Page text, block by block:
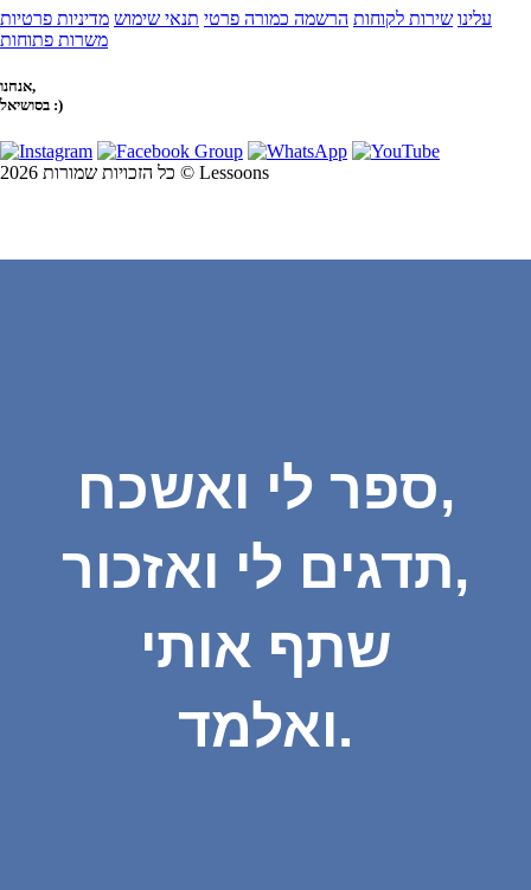
עלינו שירות לקוחות הרשמה כמורה פרטי תנאי שימוש מדיניות פרטיות
משרות פתוחות
אנחנו,
בסושיאל :)
כל הזכויות שמורות 2026 © Lessoons
ספר לי ואשכח,
תדגים לי ואזכור,
שתף אותי
ואלמד.